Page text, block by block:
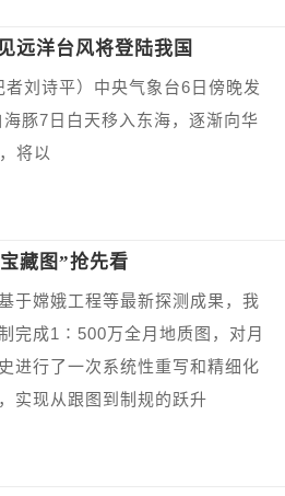
远洋台风将登陆我国
刘诗平）中央气象台6日傍晚发
豚7日白天移入东海，逐渐向华
将以
藏图”抢先看
嫦娥工程等最新探测成果，我
完成1∶500万全月地质图，对月
进行了一次系统性重写和精细化
实现从跟图到制规的跃升